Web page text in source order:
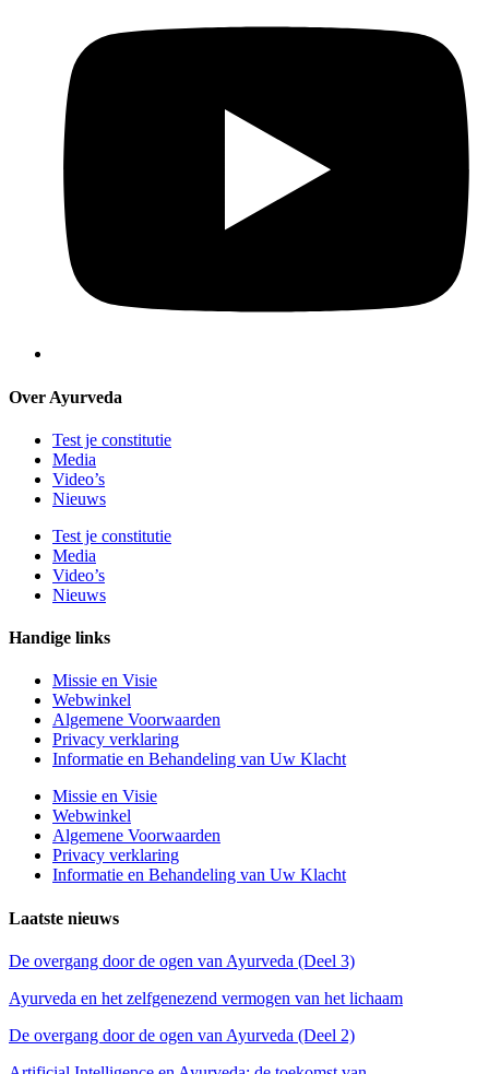
Over Ayurveda
Test je constitutie
Media
Video’s
Nieuws
Test je constitutie
Media
Video’s
Nieuws
Handige links
Missie en Visie
Webwinkel
Algemene Voorwaarden
Privacy verklaring
Informatie en Behandeling van Uw Klacht
Missie en Visie
Webwinkel
Algemene Voorwaarden
Privacy verklaring
Informatie en Behandeling van Uw Klacht
Laatste nieuws
De overgang door de ogen van Ayurveda (Deel 3)
Ayurveda en het zelfgenezend vermogen van het lichaam
De overgang door de ogen van Ayurveda (Deel 2)